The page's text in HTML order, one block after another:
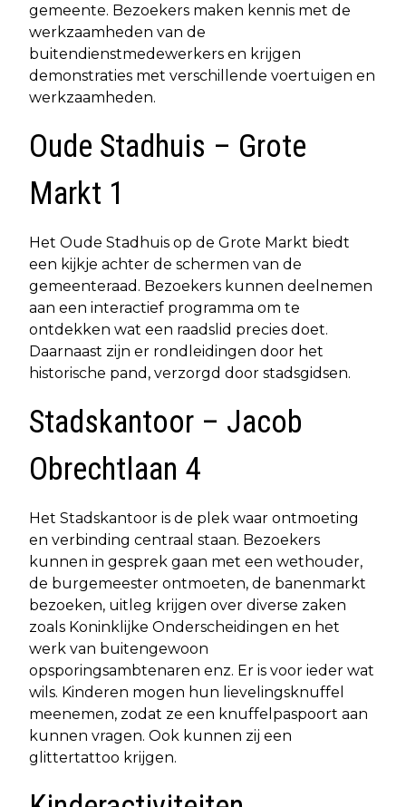
gemeente. Bezoekers maken kennis met de
werkzaamheden van de
buitendienstmedewerkers en krijgen
demonstraties met verschillende voertuigen en
werkzaamheden.
Oude Stadhuis – Grote
Markt 1
Het Oude Stadhuis op de Grote Markt biedt
een kijkje achter de schermen van de
gemeenteraad. Bezoekers kunnen deelnemen
aan een interactief programma om te
ontdekken wat een raadslid precies doet.
Daarnaast zijn er rondleidingen door het
historische pand, verzorgd door stadsgidsen.
Stadskantoor – Jacob
Obrechtlaan 4
Het Stadskantoor is de plek waar ontmoeting
en verbinding centraal staan. Bezoekers
kunnen in gesprek gaan met een wethouder,
de burgemeester ontmoeten, de banenmarkt
bezoeken, uitleg krijgen over diverse zaken
zoals Koninklijke Onderscheidingen en het
werk van buitengewoon
opsporingsambtenaren enz. Er is voor ieder wat
wils. Kinderen mogen hun lievelingsknuffel
meenemen, zodat ze een knuffelpaspoort aan
kunnen vragen. Ook kunnen zij een
glittertattoo krijgen.